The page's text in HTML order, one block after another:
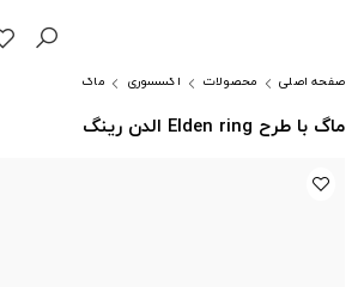
صفحه اصلی محصولات اکسسوری ماگ
ماگ با طرح Elden ring الدن رینگ